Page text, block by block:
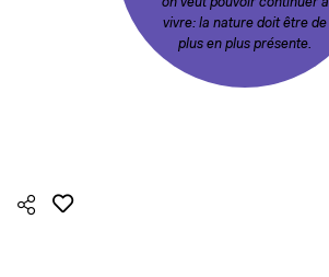
vivre: la nature doit être de
plus en plus présente.